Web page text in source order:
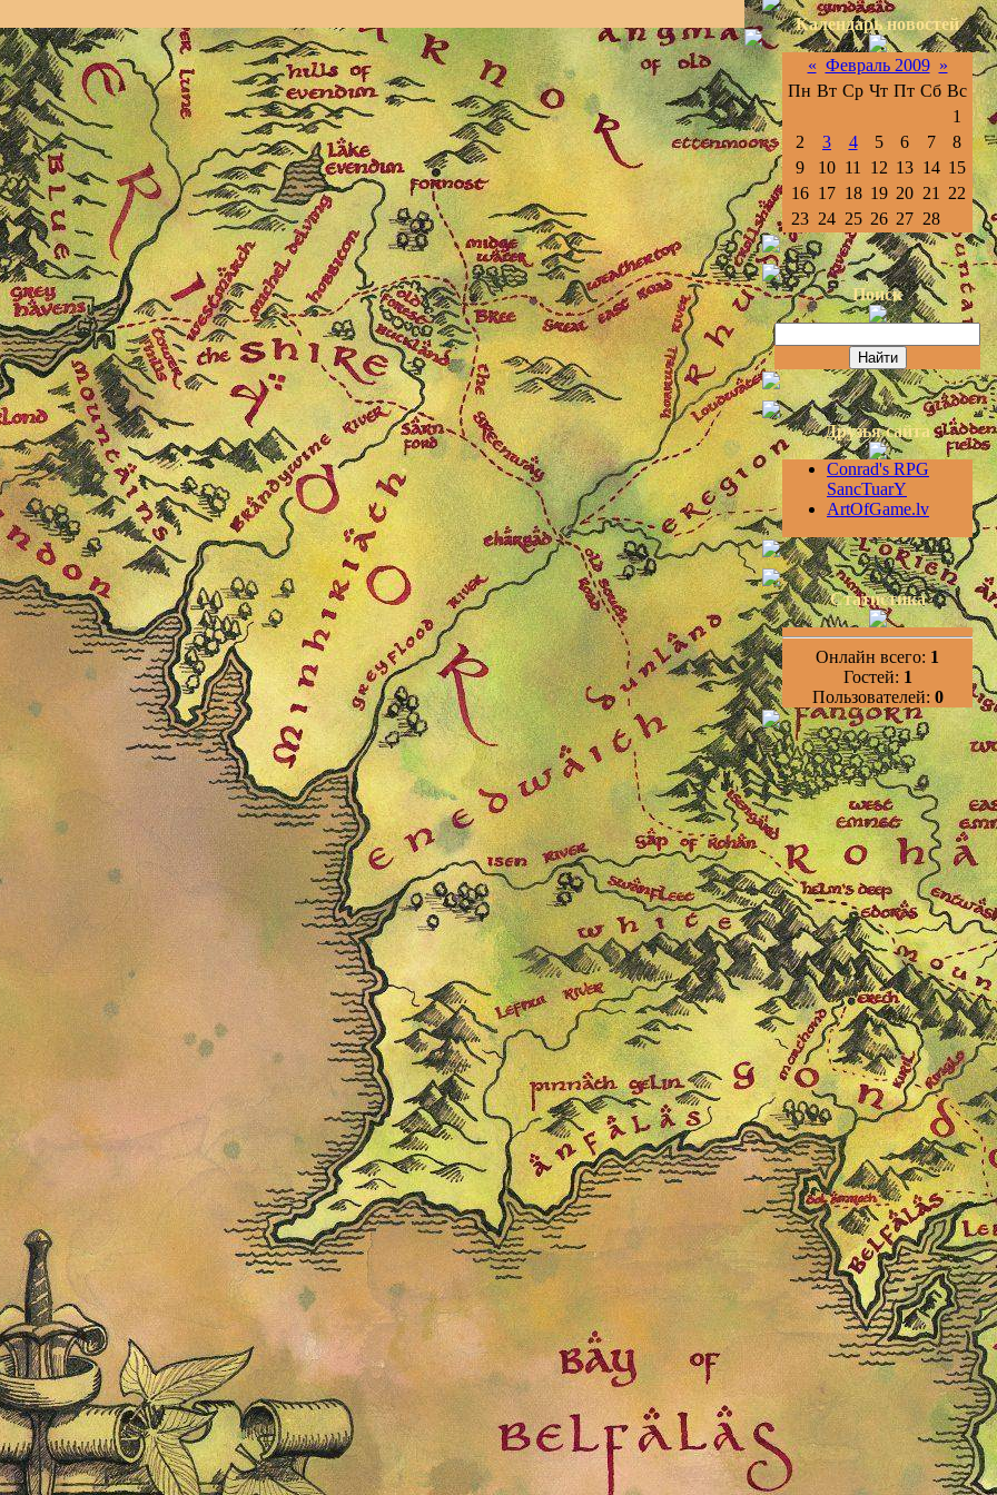
Календарь новостей
« Февраль 2009 »
Пн Вт Ср Чт Пт Сб Вс
1
2
3 4 5 6 7
8
9
10 11 12 13 14 15
16 17 18 19 20 21
22
23 24 25 26 27 28
Поиск
Друзья сайта
Conrad's RPG
SancTuarY
ArtOfGame.lv
Статистика
Онлайн всего: 1
Гостей: 1
Пользователей: 0